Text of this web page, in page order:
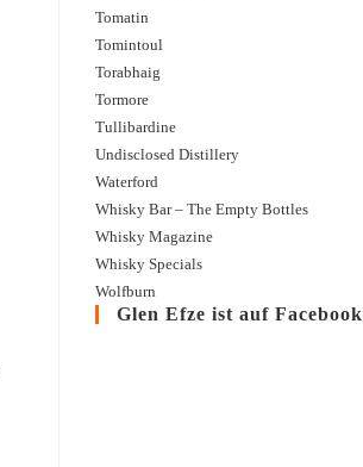
Tomatin
Tomintoul
Torabhaig
Tormore
Tullibardine
Undisclosed Distillery
Waterford
Whisky Bar – The Empty Bottles
Whisky Magazine
Whisky Specials
Wolfburn
Glen Efze ist auf Facebook